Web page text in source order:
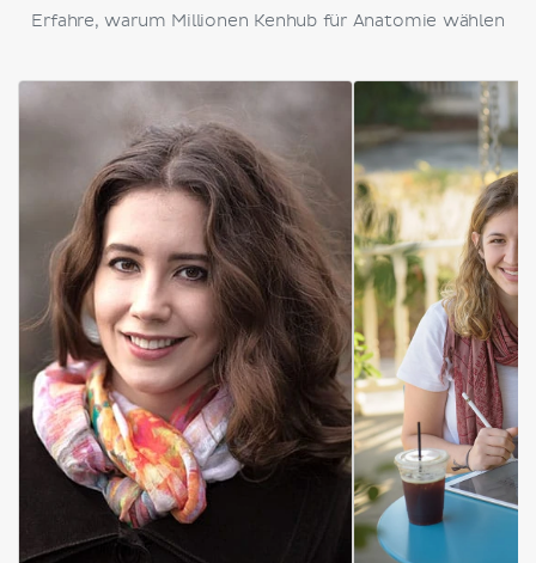
Erfahre, warum Millionen Kenhub für Anatomie wählen